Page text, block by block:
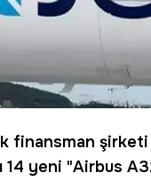
finansman
14 yeni "Airbus